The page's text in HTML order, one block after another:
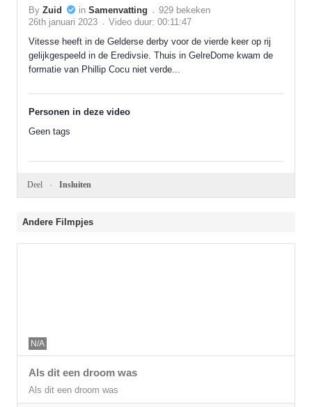
ByZuid in Samenvatting
929 bekeken
26th januari 2023
Video duur: 00:11:47
Vitesse heeft in de Gelderse derby voor de vierde keer op rij
gelijkgespeeld in de Eredivsie. Thuis in GelreDome kwam de
formatie van Phillip Cocu niet verde...
Personen in deze video
Geen tags
Deel Insluiten
Andere Filmpjes
N/A
Als dit een droom was
Als dit een droom was